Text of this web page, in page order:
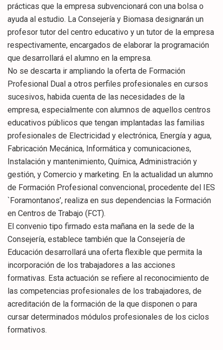
prácticas que la empresa subvencionará con una bolsa o
ayuda al estudio. La Consejería y Biomasa designarán un
profesor tutor del centro educativo y un tutor de la empresa
respectivamente, encargados de elaborar la programación
que desarrollará el alumno en la empresa.
No se descarta ir ampliando la oferta de Formación
Profesional Dual a otros perfiles profesionales en cursos
sucesivos, habida cuenta de las necesidades de la
empresa, especialmente con alumnos de aquellos centros
educativos públicos que tengan implantadas las familias
profesionales de Electricidad y electrónica, Energía y agua,
Fabricación Mecánica, Informática y comunicaciones,
Instalación y mantenimiento, Química, Administración y
gestión, y Comercio y marketing. En la actualidad un alumno
de Formación Profesional convencional, procedente del IES
`Foramontanos’, realiza en sus dependencias la Formación
en Centros de Trabajo (FCT).
El convenio tipo firmado esta mañana en la sede de la
Consejería, establece también que la Consejería de
Educación desarrollará una oferta flexible que permita la
incorporación de los trabajadores a las acciones
formativas. Esta actuación se refiere al reconocimiento de
las competencias profesionales de los trabajadores, de
acreditación de la formación de la que disponen o para
cursar determinados módulos profesionales de los ciclos
formativos.